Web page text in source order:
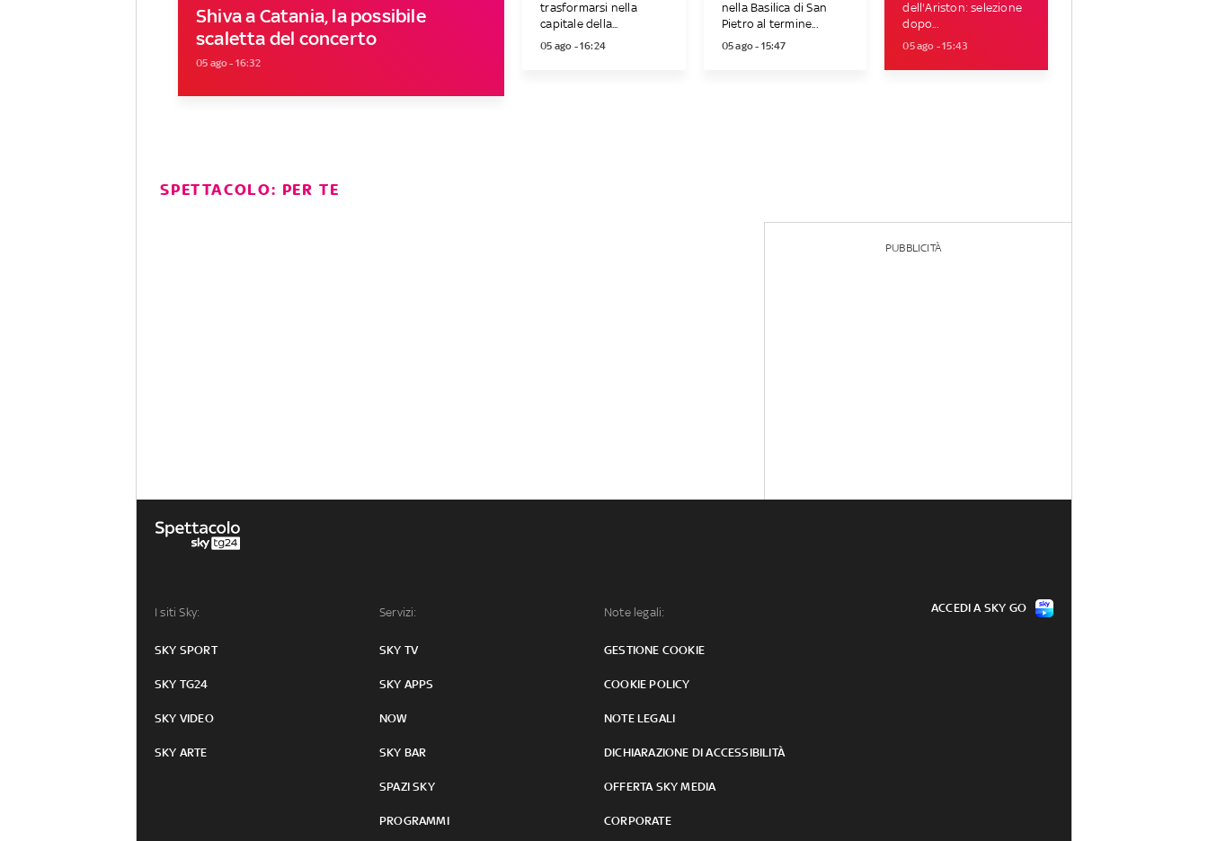
Shiva a Catania, la possibile
scaletta del concerto
05 ago - 16:32
trasformarsi nella
capitale della...
05 ago - 16:24
nella Basilica di San
Pietro al termine...
05 ago - 15:47
dell'Ariston: selezione
dopo...
05 ago - 15:43
SPETTACOLO: PER TE
PUBBLICITÀ
I siti Sky:
SKY SPORT
SKY TG24
SKY VIDEO
SKY ARTE
Servizi:
SKY TV
SKY APPS
NOW
SKY BAR
SPAZI SKY
PROGRAMMI
Note legali:
GESTIONE COOKIE
COOKIE POLICY
NOTE LEGALI
DICHIARAZIONE DI ACCESSIBILITÀ
OFFERTA SKY MEDIA
CORPORATE
ACCEDI A SKY GO